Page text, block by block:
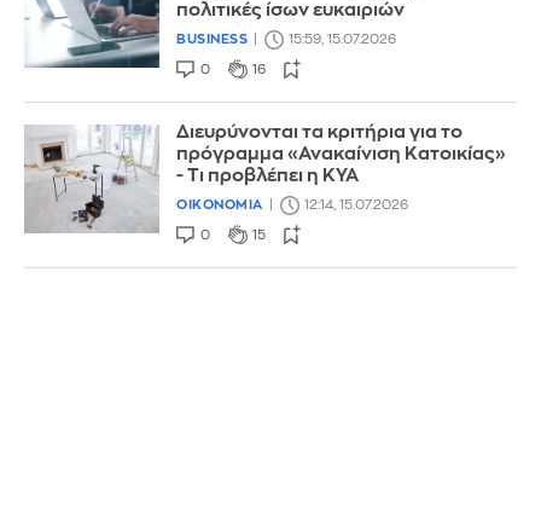
πολιτικές ίσων ευκαιριών
BUSINESS 15:59, 15.07.2026
0 16
Διευρύνονται τα κριτήρια για το
πρόγραμμα «Ανακαίνιση Κατοικίας»
- Τι προβλέπει η ΚΥΑ
ΟΙΚΟΝΟΜΙΑ 12:14, 15.07.2026
0 15